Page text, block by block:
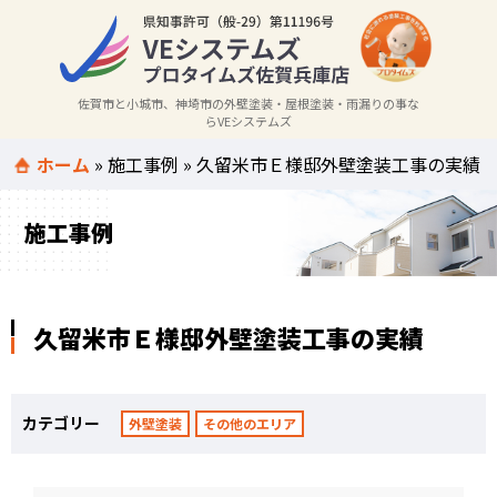
佐賀市と小城市、神埼市の外壁塗装・屋根塗装・雨漏りの事な
らVEシステムズ
ホーム »施工事例 »久留米市Ｅ様邸外壁塗装工事の実績
施工事例
久留米市Ｅ様邸外壁塗装工事の実績
カテゴリー 外壁塗装 その他のエリア